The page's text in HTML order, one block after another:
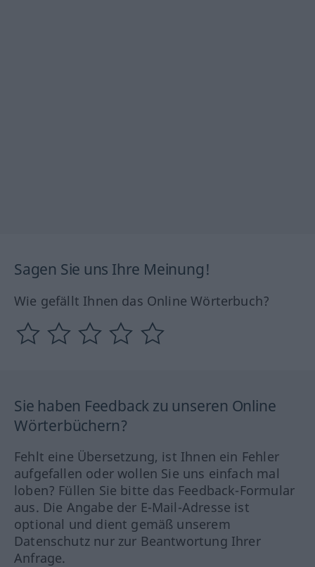
Sagen Sie uns Ihre Meinung!
Wie gefällt Ihnen das Online Wörterbuch?
Sie haben Feedback zu unseren Online
Wörterbüchern?
Fehlt eine Übersetzung, ist Ihnen ein Fehler
aufgefallen oder wollen Sie uns einfach mal
loben? Füllen Sie bitte das Feedback-Formular
aus. Die Angabe der E-Mail-Adresse ist
optional und dient gemäß unserem
Datenschutz nur zur Beantwortung Ihrer
Anfrage.